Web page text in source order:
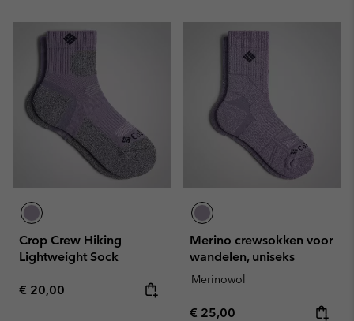
Crop Crew Hiking
Lightweight Sock
Regular price:
€ 20,00
Merino crewsokken voor
wandelen, uniseks
Merinowol
Regular price:
€ 25,00